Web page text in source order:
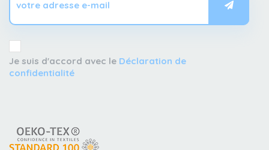
Je suis d'accord avec le Déclaration de
confidentialité